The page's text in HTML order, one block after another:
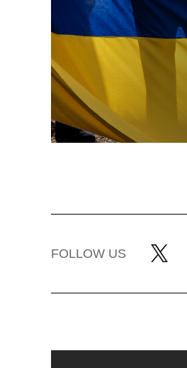
FOLLOW US